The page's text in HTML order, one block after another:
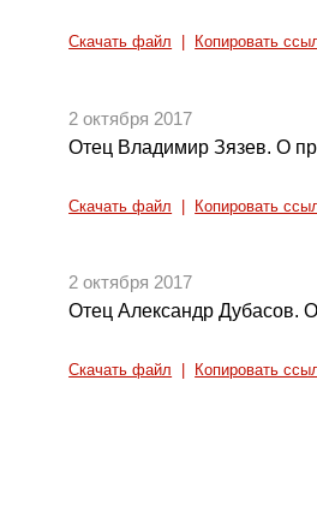
Скачать файл Копировать
2 октября 2017
Отец Владимир Зязев. О
Скачать файл Копировать
2 октября 2017
Отец Александр Дубасов.
Скачать файл Копировать